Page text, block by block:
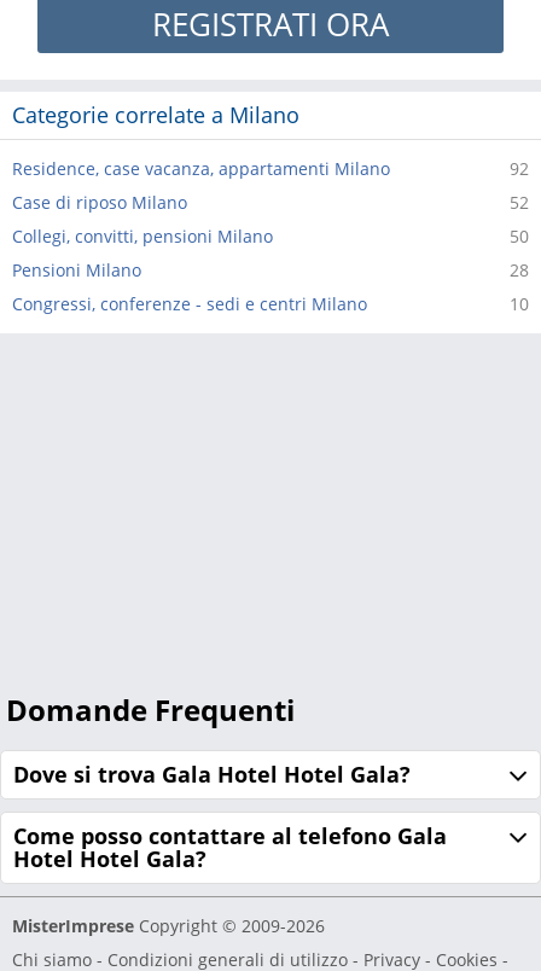
REGISTRATI ORA
Categorie correlate a Milano
92
Residence, case vacanza, appartamenti Milano
52
Case di riposo Milano
50
Collegi, convitti, pensioni Milano
28
Pensioni Milano
10
Congressi, conferenze - sedi e centri Milano
Domande Frequenti
Dove si trova Gala Hotel Hotel Gala?
Come posso contattare al telefono Gala
Hotel Hotel Gala?
MisterImprese Copyright © 2009-2026
Chi siamo - Condizioni generali di utilizzo - Privacy - Cookies -